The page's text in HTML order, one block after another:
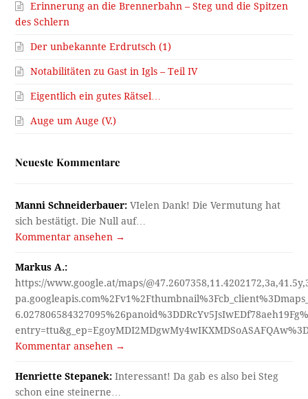
Erinnerung an die Brennerbahn – Steg und die Spitzen
des Schlern
Der unbekannte Erdrutsch (1)
Notabilitäten zu Gast in Igls – Teil IV
Eigentlich ein gutes Rätsel…
Auge um Auge (V.)
Neueste Kommentare
Manni Schneiderbauer: VIelen Dank! Die Vermutung hat
sich bestätigt. Die Null auf…
Kommentar ansehen →
Markus A.:
https://www.google.at/maps/
Kommentar ansehen →
Henriette Stepanek: Interessant! Da gab es also bei Steg
schon eine steinerne…